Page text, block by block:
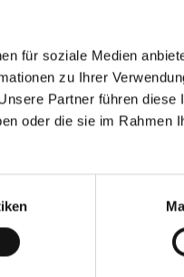
für soziale Medien
zu Ihrer
Partner führen diese
oder die sie im Rahmen